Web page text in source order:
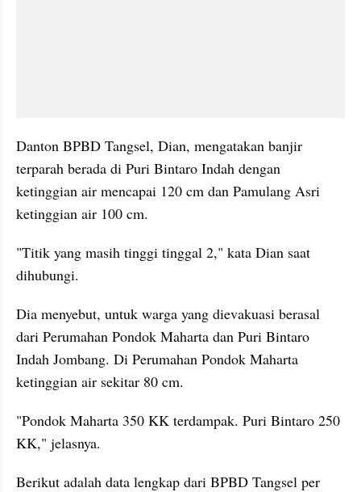
Danton BPBD Tangsel, Dian, mengatakan banjir
terparah berada di Puri Bintaro Indah dengan
ketinggian air mencapai 120 cm dan Pamulang Asri
ketinggian air 100 cm.
"Titik yang masih tinggi tinggal 2," kata Dian saat
dihubungi.
Dia menyebut, untuk warga yang dievakuasi berasal
dari Perumahan Pondok Maharta dan Puri Bintaro
Indah Jombang. Di Perumahan Pondok Maharta
ketinggian air sekitar 80 cm.
"Pondok Maharta 350 KK terdampak. Puri Bintaro 250
KK," jelasnya.
Berikut adalah data lengkap dari BPBD Tangsel per